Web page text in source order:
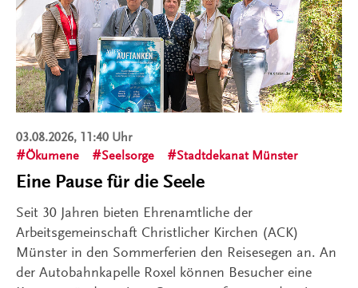
03.08.2026, 11:40 Uhr
Ökumene
Seelsorge Stadtdekanat Münster
Eine Pause für die Seele
Seit 30 Jahren bieten Ehrenamtliche der
Arbeitsgemeinschaft Christlicher Kirchen (ACK)
Münster in den Sommerferien den Reisesegen an. An
der Autobahnkapelle Roxel können Besucher eine